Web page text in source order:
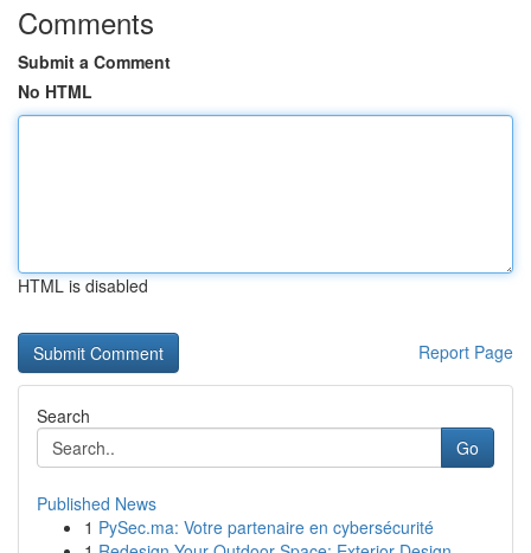
Comments
Submit a Comment
No HTML
HTML is disabled
Report Page
Search
Go
Published News
1 PySec.ma: Votre partenaire en cybersécurité